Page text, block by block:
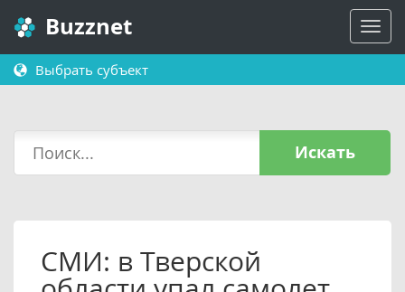
Buzznet
Выбрать субъект
Искать
СМИ: в Тверской